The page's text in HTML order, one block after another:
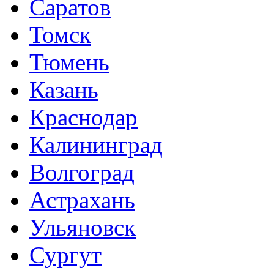
Саратов
Томск
Тюмень
Казань
Краснодар
Калининград
Волгоград
Астрахань
Ульяновск
Сургут